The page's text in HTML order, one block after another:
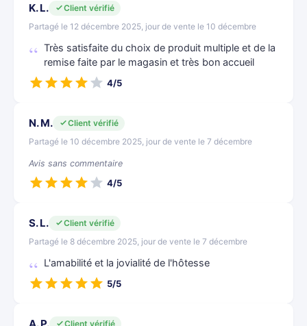
K. L.
Client vérifié
Partagé le 12 décembre 2025, jour de vente le 10 décembre
Très satisfaite du choix de produit multiple et de la
remise faite par le magasin et très bon accueil
4/5
N. M.
Client vérifié
Partagé le 10 décembre 2025, jour de vente le 7 décembre
Avis sans commentaire
4/5
S. L.
Client vérifié
Partagé le 8 décembre 2025, jour de vente le 7 décembre
L'amabilité et la jovialité de l'hôtesse
5/5
Client vérifié